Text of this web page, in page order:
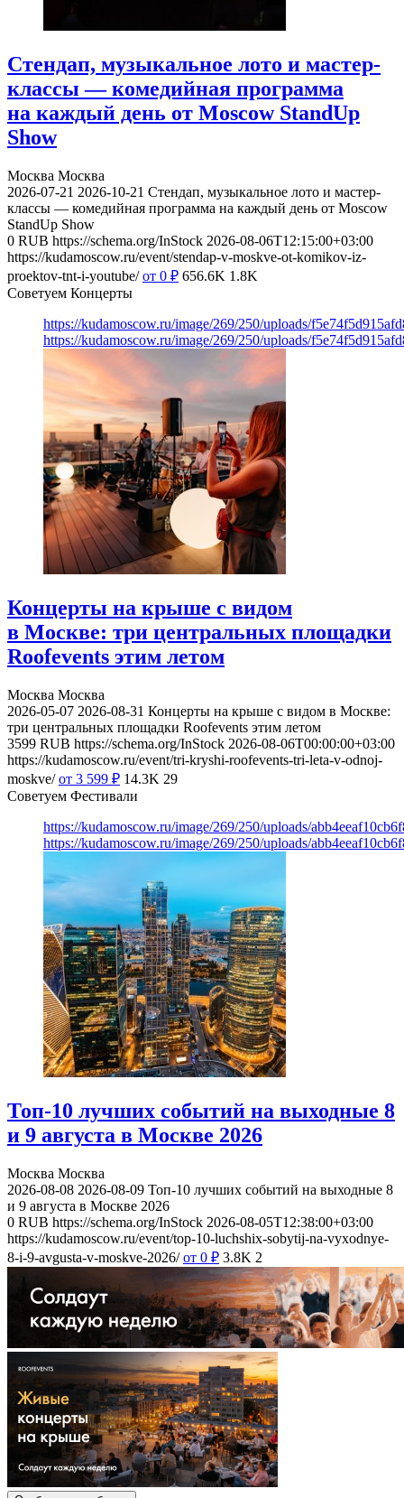
Стендап, музыкальное лото и мастер-
классы — комедийная программа
на каждый день от Moscow StandUp
Show
Москва Москва
2026-07-21 2026-10-21 Стендап, музыкальное лото и мастер-
классы — комедийная программа на каждый день от Moscow
StandUp Show
0 RUB https://schema.org/InStock 2026-08-06T12:15:00+03:00
https://kudamoscow.ru/event/stendap-v-moskve-ot-komikov-iz-
proektov-tnt-i-youtube/ от 0 ₽ 656.6K 1.8K
Советуем Концерты
https://kudamoscow.ru/image/269/250/uploads/
https://kudamoscow.ru/image/269/250/uploads/
Концерты на крыше с видом
в Москве: три центральных площадки
Roofevents этим летом
Москва Москва
2026-05-07 2026-08-31 Концерты на крыше с видом в Москве:
три центральных площадки Roofevents этим летом
3599 RUB https://schema.org/InStock 2026-08-06T00:00:00+03:00
https://kudamoscow.ru/event/tri-kryshi-roofevents-tri-leta-v-odnoj-
moskve/ от 3 599 ₽ 14.3K 29
Советуем Фестивали
https://kudamoscow.ru/image/269/250/uploads/
https://kudamoscow.ru/image/269/250/uploads/
Топ-10 лучших событий на выходные 8
и 9 августа в Москве 2026
Москва Москва
2026-08-08 2026-08-09 Топ-10 лучших событий на выходные 8
и 9 августа в Москве 2026
0 RUB https://schema.org/InStock 2026-08-05T12:38:00+03:00
https://kudamoscow.ru/event/top-10-luchshix-sobytij-na-vyxodnye-
8-i-9-avgusta-v-moskve-2026/ от 0 ₽ 3.8K 2